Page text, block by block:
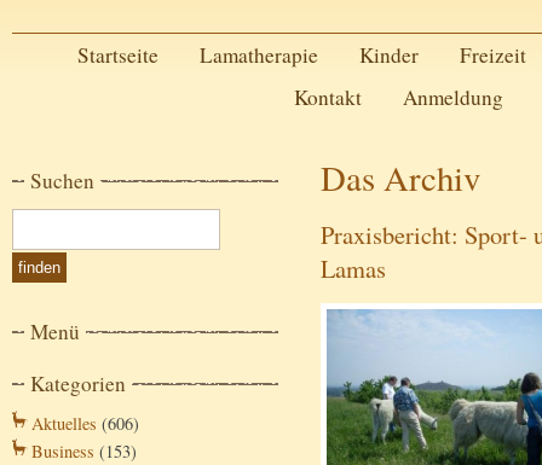
Startseite Lamatherapie Kinder
Freizeit
Kontakt
Anmeldung
Suchen
Menü
Kategorien
Aktuelles (606)
Business (153)
Das Archiv
Praxisbericht: Sport-
Lamas